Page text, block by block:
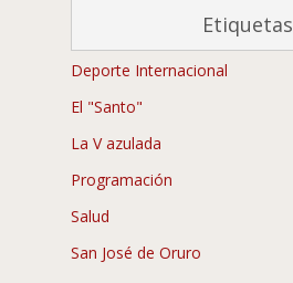
Etiquetas
Deporte Internacional
El "Santo"
La V azulada
Programación
Salud
San José de Oruro